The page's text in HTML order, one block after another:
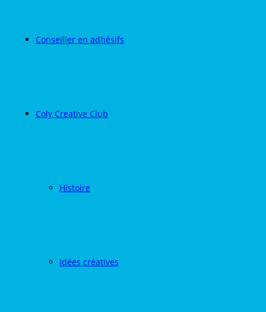
Conseiller en adhésifs
Coly Creative Club
Histoire
Idées créatives